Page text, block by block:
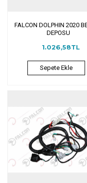
FALCON DOLPHIN 2020
DEPOSU
1.026,58TL
Sepete Ekle